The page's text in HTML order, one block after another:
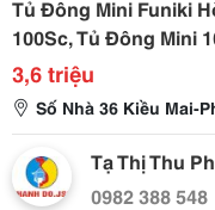
Tủ Đông Mini Funiki
100Sc, Tủ Đông Mini
3,6 triệu
Số Nhà 36 Kiều Mai-
Tạ Thị Thu
0982 388 548